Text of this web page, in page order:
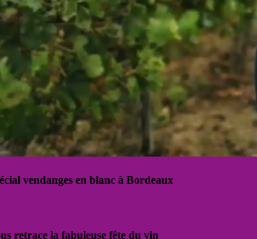
vendanges en blanc à Bordeaux
retrace la fabuleuse fête du vin